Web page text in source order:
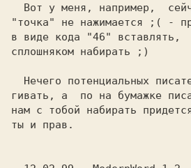
"точка" не нажимается ;( -
в виде кода "46"
сплошняком набирать ;)
гивать, а  по на бумажке
нам с тобой набирать
ты и прав.